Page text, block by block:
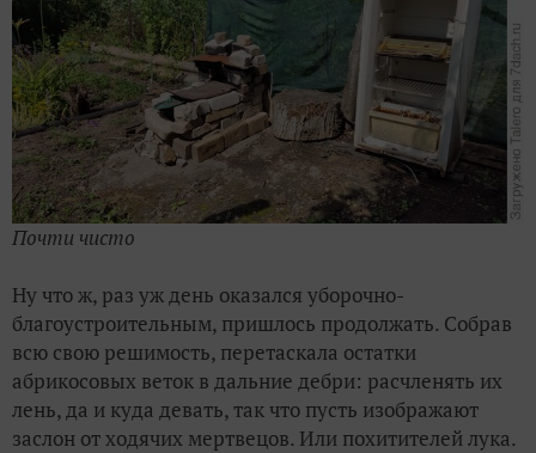
Почти чисто
Ну что ж, раз уж день оказался уборочно-
благоустроительным, пришлось продолжать. Собрав
всю свою решимость, перетаскала остатки
абрикосовых веток в дальние дебри: расчленять их
лень, да и куда девать, так что пусть изображают
заслон от ходячих мертвецов. Или похитителей лука.